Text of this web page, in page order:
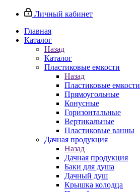
Личный кабинет
Главная
Каталог
Назад
Каталог
Пластиковые емкости
Назад
Пластиковые емкости
Прямоугольные
Конусные
Горизонтальные
Вертикальные
Пластиковые ванны
Дачная продукция
Назад
Дачная продукция
Баки для душа
Дачный душ
Крышка колодца